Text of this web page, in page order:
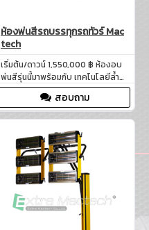
ห้องพ่นสีรถบรรทุกรถทัวร์ Mac
tech
เริ่มต้น/ดาวน์ 1,550,000 ฿ ห้องอบ
พ่นสีรุ่นนี้มาพร้อมกับ เทคโนโลยีล้ำ
สมัย ที่ช่วยให้กระบวนการพ่นสีเป็นไป
อย่างราบรื่น ให้ผลลัพธ์ที่สมบูรณ์
แบบทั้งในด้าน ความเงางาม ความ
ทนทาน และความคงทนของสี ทำให้
ธุรกิจของคุณสามารถให้บริการได้
อย่างมืออาชีพและเพิ่มผลผลิตได้
อย่างมีประสิทธิภาพ
สอบถาม